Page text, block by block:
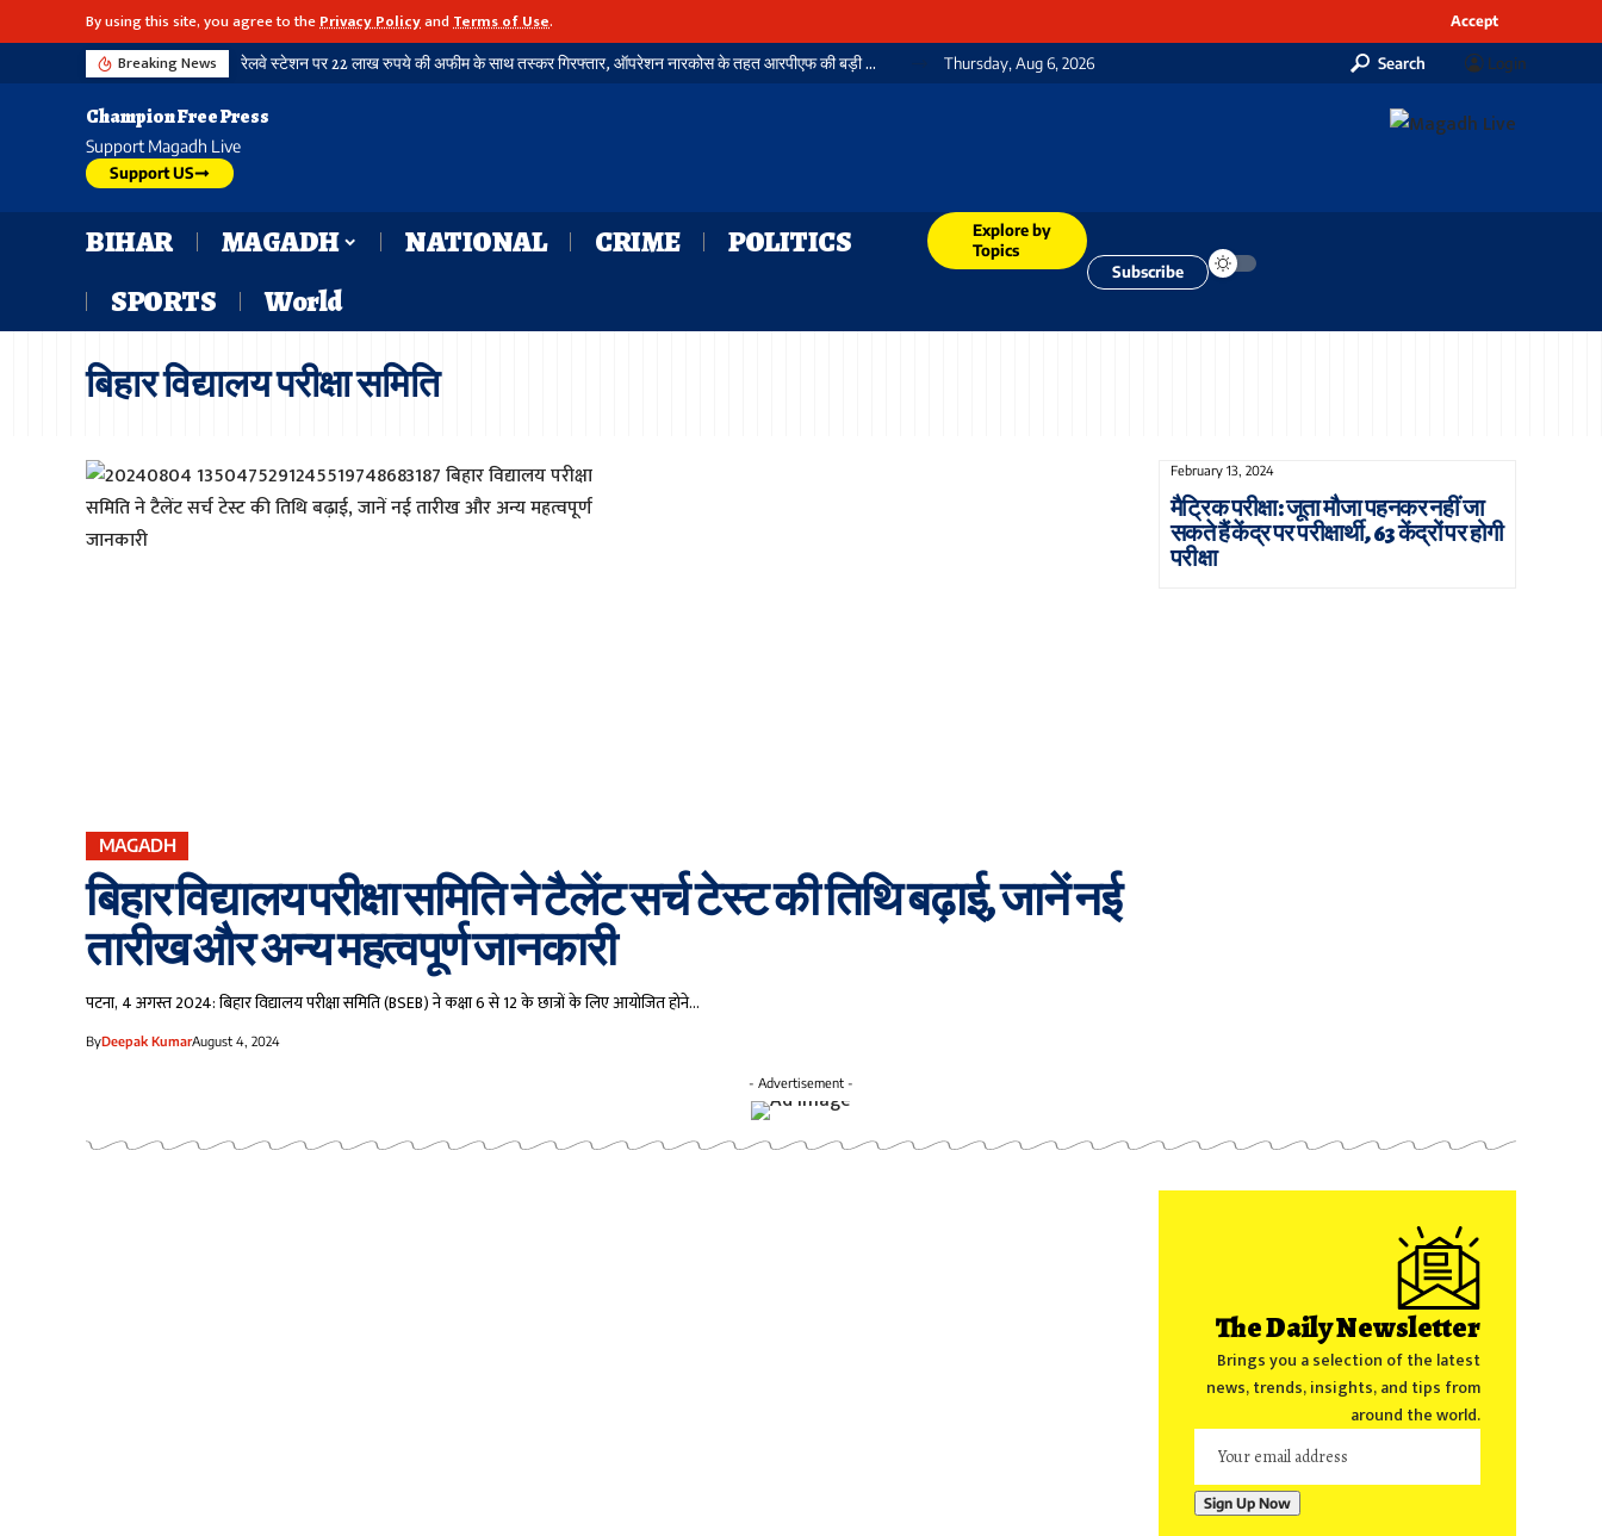
By using this site, you agree to thePrivacy PolicyandTerms of Use. Accept
Breaking News रेलवे स्टेशन पर 22 लाख रुपये की अफीम के साथ तस्कर गिरफ्तार, ऑपरेशन नारकोस के तहत आरपीएफ की बड़ी कार्रवाई Thursday, Aug 6, 2026 Search Login
Champion Free Press
Support Magadh Live
Support US
BIHAR MAGADH NATIONAL CRIME
POLITICS
SPORTS
World
Explore by
Topics
Subscribe
बिहार विद्यालय परीक्षा समिति
MAGADH
बिहार विद्यालय परीक्षा समिति ने टैलेंट सर्च टेस्ट की तिथि बढ़ाई, जानें नई
तारीख और अन्य महत्वपूर्ण जानकारी
पटना, 4 अगस्त 2024: बिहार विद्यालय परीक्षा समिति (BSEB) ने कक्षा 6 से 12 के छात्रों के लिए आयोजित होने…
ByDeepak KumarAugust 4, 2024
February 13, 2024
मैट्रिक परीक्षा: जूता मौजा पहनकर नहीं जा
सकते हैं केंद्र पर परीक्षार्थी, 63 केंद्रों पर होगी
परीक्षा
- Advertisement -
The Daily Newsletter
Brings you a selection of the latest
news, trends, insights, and tips from
around the world.